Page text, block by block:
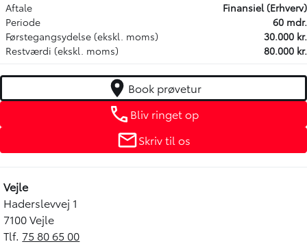
Aftale
Finansiel (Erhverv)
Periode
60 mdr.
Førstegangsydelse (ekskl. moms)
30.000 kr.
Restværdi (ekskl. moms)
80.000 kr.
Book prøvetur
Bliv ringet op
Skriv til os
Vejle
Haderslevvej 1
7100 Vejle
Tlf. 75 80 65 00